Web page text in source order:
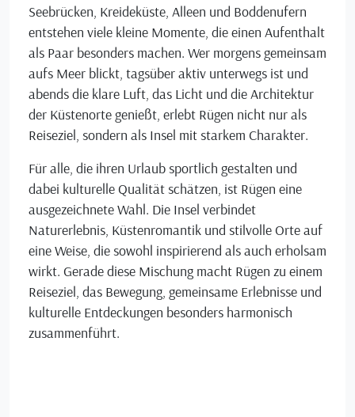
Seebrücken, Kreideküste, Alleen und Boddenufern
entstehen viele kleine Momente, die einen Aufenthalt
als Paar besonders machen. Wer morgens gemeinsam
aufs Meer blickt, tagsüber aktiv unterwegs ist und
abends die klare Luft, das Licht und die Architektur
der Küstenorte genießt, erlebt Rügen nicht nur als
Reiseziel, sondern als Insel mit starkem Charakter.
Für alle, die ihren Urlaub sportlich gestalten und
dabei kulturelle Qualität schätzen, ist Rügen eine
ausgezeichnete Wahl. Die Insel verbindet
Naturerlebnis, Küstenromantik und stilvolle Orte auf
eine Weise, die sowohl inspirierend als auch erholsam
wirkt. Gerade diese Mischung macht Rügen zu einem
Reiseziel, das Bewegung, gemeinsame Erlebnisse und
kulturelle Entdeckungen besonders harmonisch
zusammenführt.